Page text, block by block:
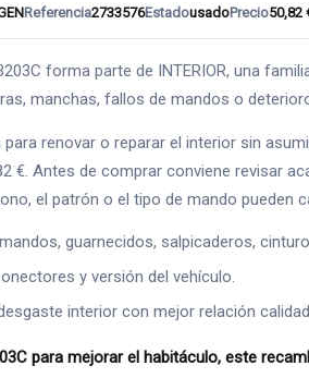
Referencia2733576EstadousadoPrecio50,82
forma parte de INTERIOR, una
manchas, fallos de mandos o
renovar o reparar el interior sin
€. Antes de comprar conviene revisar
el patrón o el tipo de mando pueden
guarnecidos, salpicaderos,
y versión del vehículo.
interior con mejor relación
para mejorar el habitáculo, este